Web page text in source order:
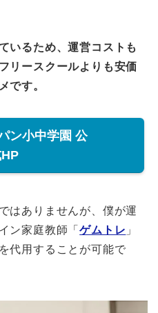
いるため、運営コストも
リースクールよりも安価
です。
ン小中学園 公
はありませんが、僕が運
ン家庭教師「ゲムトレ 」
代用することが可能で